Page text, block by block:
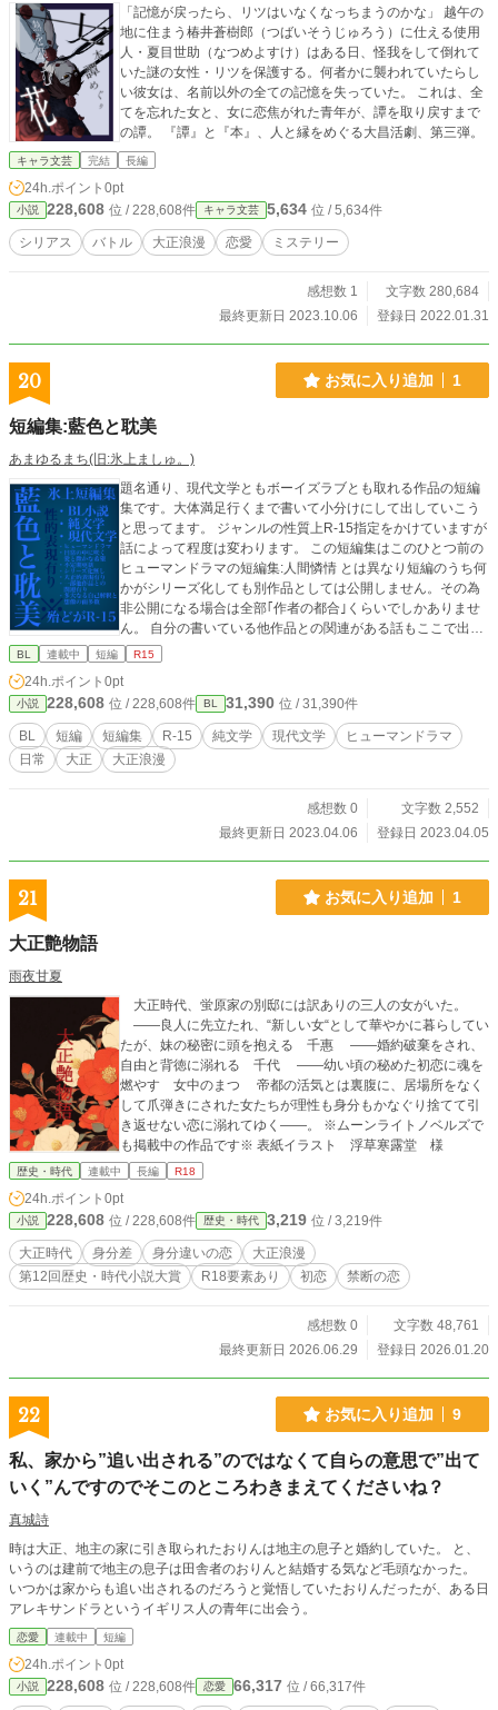
「記憶が戻ったら、リツはいなくなっちまうのかな」 越午の
地に住まう椿井蒼樹郎（つばいそうじゅろう）に仕える使用
人・夏目世助（なつめよすけ）はある日、怪我をして倒れて
いた謎の女性・リツを保護する。何者かに襲われていたらし
い彼女は、名前以外の全ての記憶を失っていた。 これは、全
てを忘れた女と、女に恋焦がれた青年が、譚を取り戻すまで
の譚。 『譚』と『本』、人と縁をめぐる大昌活劇、第三弾。
キャラ文芸 完結 長編
24h.ポイント 0pt
小説 228,608 位 / 228,608件 キャラ文芸 5,634 位 / 5,634件
シリアス バトル 大正浪漫 恋愛 ミステリー
感想数 1
文字数 280,684
最終更新日 2023.10.06
登録日 2022.01.31
20 お気に入り追加 1
短編集:藍色と耽美
あまゆるまち(旧:氷上ましゅ。)
題名通り、現代文学ともボーイズラブとも取れる作品の短編
集です。大体満足行くまで書いて小分けにして出していこう
と思ってます。 ジャンルの性質上R-15指定をかけていますが
話によって程度は変わります。 この短編集はこのひとつ前の
ヒューマンドラマの短編集:人間憐情 とは異なり短編のうち何
かがシリーズ化しても別作品としては公開しません。その為
非公開になる場合は全部｢作者の都合｣くらいでしかありませ
ん。 自分の書いている他作品との関連がある話もここで出そ
うと思っています。 いずれも不定期更新になると思われます
す。 ※感想やリクエストも随時受け付けております。こちら
も参考にさせて頂いたり新たな作品の出発点となりますので
是非、よろしくお願いします。
BL 連載中 短編 R15
24h.ポイント 0pt
小説 228,608 位 / 228,608件 BL 31,390 位 / 31,390件
BL 短編 短編集 R-15 純文学 現代文学
ヒューマンドラマ
日常
大正 大正浪漫
感想数 0
文字数 2,552
最終更新日 2023.04.06
登録日 2023.04.05
21 お気に入り追加 1
大正艶物語
雨夜甘夏
大正時代、蛍原家の別邸には訳ありの三人の女がいた。
――良人に先立たれ、“新しい女“として華やかに暮らしてい
たが、妹の秘密に頭を抱える 千惠 ――婚約破棄をされ、
自由と背徳に溺れる 千代 ――幼い頃の秘めた初恋に魂を
燃やす 女中のまつ 帝都の活気とは裏腹に、居場所をなく
して爪弾きにされた女たちが理性も身分もかなぐり捨てて引
き返せない恋に溺れてゆく――。 ※ムーンライトノベルズで
も掲載中の作品です※ 表紙イラスト 浮草寒露堂 様
歴史・時代 連載中 長編 R18
24h.ポイント 0pt
小説 228,608 位 / 228,608件 歴史・時代 3,219 位 / 3,219件
大正時代 身分差 身分違いの恋
大正浪漫
第12回歴史・時代小説大賞
R18要素あり 初恋 禁断の恋
感想数 0
文字数 48,761
最終更新日 2026.06.29
登録日 2026.01.20
22 お気に入り追加 9
私、家から”追い出される”のではなくて自らの意思で”出て
いく”んですのでそこのところわきまえてくださいね？
真城詩
時は大正、地主の家に引き取られたおりんは地主の息子と婚約していた。 と、
いうのは建前で地主の息子は田舎者のおりんと結婚する気など毛頭なかった。
いつかは家からも追い出されるのだろうと覚悟していたおりんだったが、ある日
アレキサンドラというイギリス人の青年に出会う。
恋愛 連載中 短編
24h.ポイント 0pt
小説 228,608 位 / 228,608件 恋愛 66,317 位 / 66,317件